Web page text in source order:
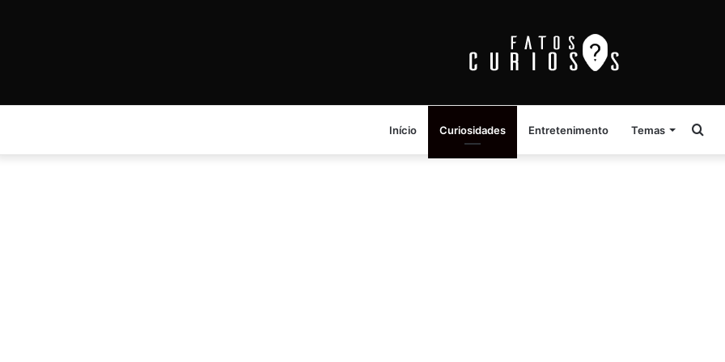
Início Curiosidades Entretenimento Temas